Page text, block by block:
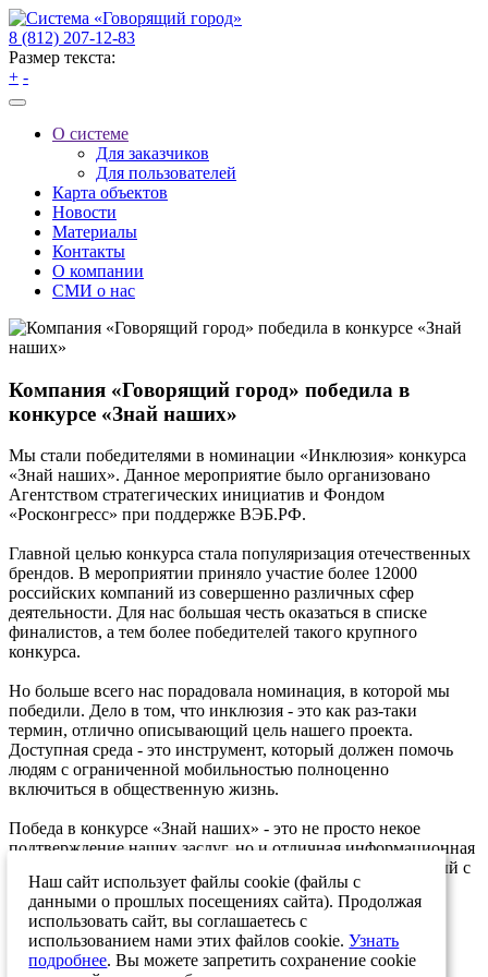
8 (812) 207-12-83
Размер текста:
+ -
О системе
Для заказчиков
Для пользователей
Карта объектов
Новости
Материалы
Контакты
О компании
СМИ о нас
Компания «Говорящий город» победила в
конкурсе «Знай наших»
Мы стали победителями в номинации «Инклюзия» конкурса
«Знай наших». Данное мероприятие было организовано
Агентством стратегических инициатив и Фондом
«Росконгресс» при поддержке ВЭБ.РФ.
Главной целью конкурса стала популяризация отечественных
брендов. В мероприятии приняло участие более 12000
российских компаний из совершенно различных сфер
деятельности. Для нас большая честь оказаться в списке
финалистов, а тем более победителей такого крупного
конкурса.
Но больше всего нас порадовала номинация, в которой мы
победили. Дело в том, что инклюзия - это как раз-таки
термин, отлично описывающий цель нашего проекта.
Доступная среда - это инструмент, который должен помочь
людям с ограниченной мобильностью полноценно
включиться в общественную жизнь.
Победа в конкурсе «Знай наших» - это не просто некое
подтверждение наших заслуг, но и отличная информационная
поддержка, в которой нуждается каждый проект, связанный с
развитием безбарьерной среды в нашей стране.
05.04.2024
Возврат к списку
Наш сайт использует файлы cookie (файлы с
данными о прошлых посещениях сайта). Продолжая
использовать сайт, вы соглашаетесь с
использованием нами этих файлов cookie.Узнать
подробнее. Вы можете запретить сохранение cookie